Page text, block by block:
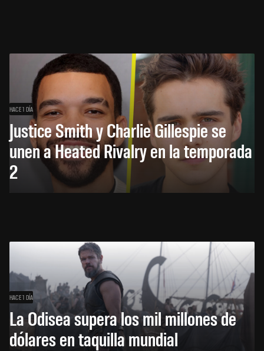
HACE 1 DÍA
Justice Smith y Charlie Gillespie se
unen a Heated Rivalry en la temporada
2
HACE 1 DÍA
La Odisea supera los mil millones de
dólares en taquilla mundial